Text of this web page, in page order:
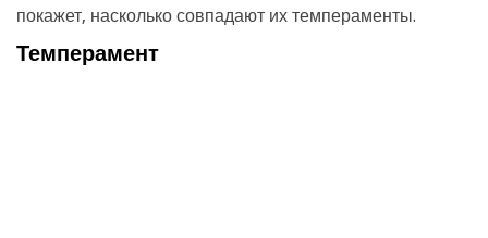
покажет, насколько совпадают их темпераменты.
Темперамент